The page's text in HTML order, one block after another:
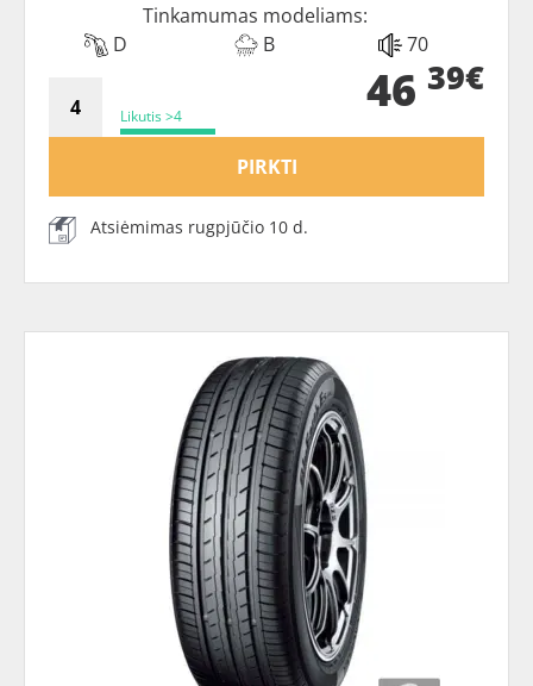
Tinkamumas modeliams:
D
B 70
Likutis >4 46 39€
PIRKTI
Atsiėmimas rugpjūčio 10 d.